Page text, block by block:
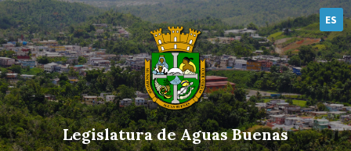
Skip
to
content
Skip
to
main
navigation
Skip
to
footer
ES
Legislatura de Aguas Buenas